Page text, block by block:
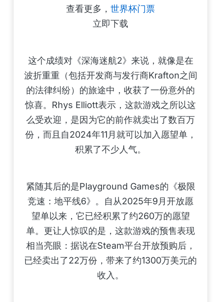
查看更多， 世界杯门票
立即下载
这个成绩对《深海迷航2》来说，就像是在
波折重重（包括开发商与发行商Krafton之间
的法律纠纷）的旅途中，收获了一份意外的
惊喜。Rhys Elliott表示，这款游戏之所以这
么受欢迎，是因为它的前作就卖出了数百万
份，而且自2024年11月就可以加入愿望单，
积累了不少人气。
紧随其后的是Playground Games的《极限
竞速：地平线6》。自从2025年9月开放愿
望单以来，它已经积累了约260万的愿望
单。更让人惊叹的是，这款游戏的预售表现
相当亮眼：据说在Steam平台开放预购后，
已经卖出了22万份，带来了约1300万美元的
收入。